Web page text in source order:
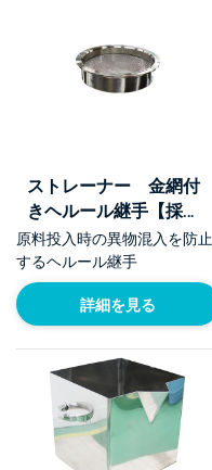
ストレーナー 金網付
きヘルール継手【採用
事例】
原料投入時の異物混入を防止
するヘルール継手
詳細を見る